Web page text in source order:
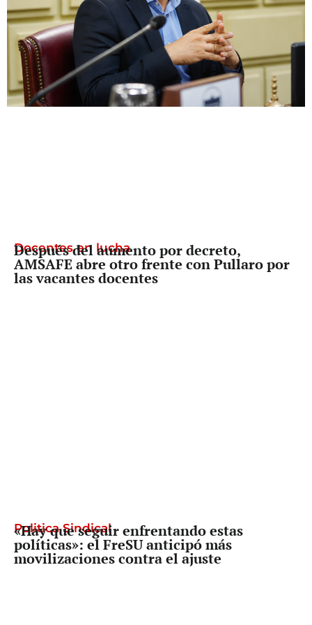
Docentes en lucha
Después del aumento por decreto,
AMSAFE abre otro frente con Pullaro por
las vacantes docentes
Politica Sindical
«Hay que seguir enfrentando estas
políticas»: el FreSU anticipó más
movilizaciones contra el ajuste